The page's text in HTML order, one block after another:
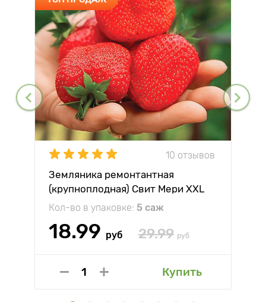
10 отзывов
Земляника ремонтантная
(крупноплодная) Свит Мери XXL
Кол-во в упаковке: 5 саж
18.99 руб 29.99 руб
Купить